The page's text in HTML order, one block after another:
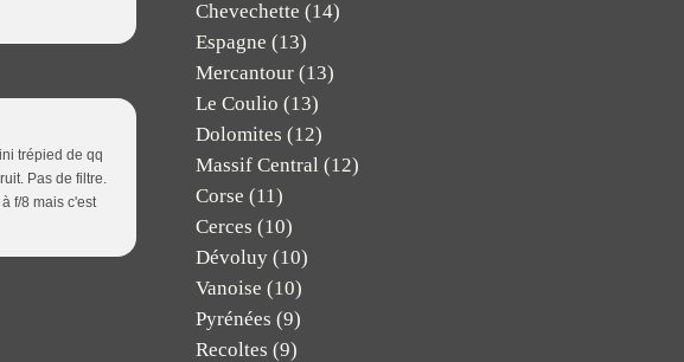
trépied de qq
Pas de filtre.
f/8 mais c'est
Chevechette (14)
Espagne (13)
Mercantour (13)
Le Coulio (13)
Dolomites (12)
Massif Central (12)
Corse (11)
Cerces (10)
Dévoluy (10)
Vanoise (10)
Pyrénées (9)
Recoltes (9)